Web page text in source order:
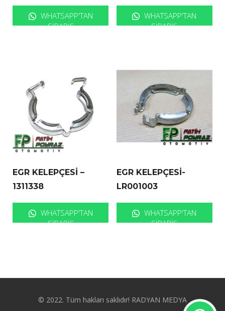
WHATSAPP'TAN
SIPARIŞ
WHATSAPP'TAN
SIPARIŞ
EGR KELEPÇESİ –
1311338
WHATSAPP'TAN
SIPARIŞ
EGR KELEPÇESİ-
LR001003
WHATSAPP'TAN
SIPARIŞ
© 2022. Tüm hakları saklıdır! RADYAN MEDYA